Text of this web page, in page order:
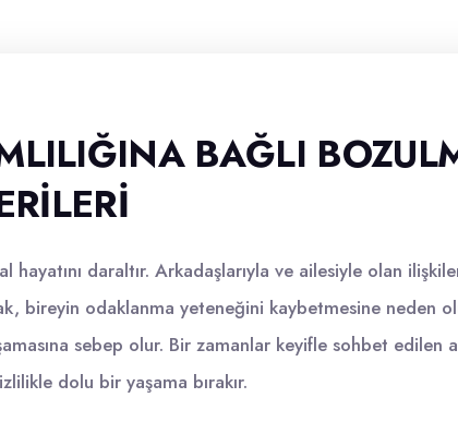
BAĞLI
hayatını daraltır. Arkadaşlarıyla ve ailesiyle olan
bireyin odaklanma yeteneğini kaybetmesine neden
sebep olur. Bir zamanlar keyifle sohbet edilen
dolu bir yaşama bırakır.